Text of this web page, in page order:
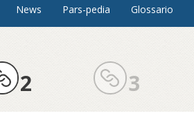
News Pars-pedia Glossario
2 3